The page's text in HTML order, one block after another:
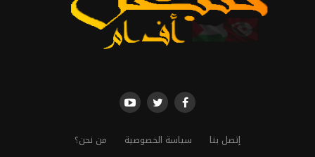
إتصل بنا سياسة الخصوصية من نحن؟